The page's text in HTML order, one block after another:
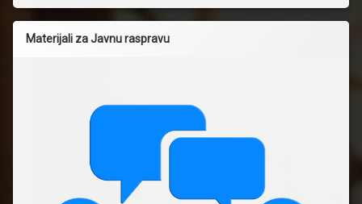
Materijali za Javnu raspravu